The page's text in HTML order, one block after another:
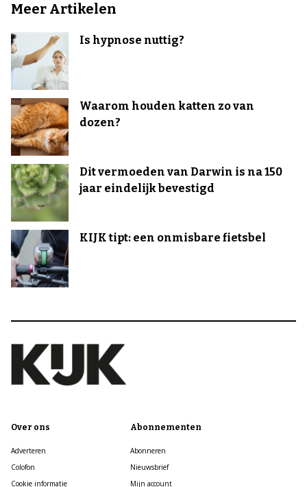
Meer Artikelen
Is hypnose nuttig?
Waarom houden katten zo van
dozen?
Dit vermoeden van Darwin is na 150
jaar eindelijk bevestigd
KIJK tipt: een onmisbare fietsbel
Over ons
Adverteren
Colofon
Cookie informatie
Abonnementen
Abonneren
Nieuwsbrief
Mijn account